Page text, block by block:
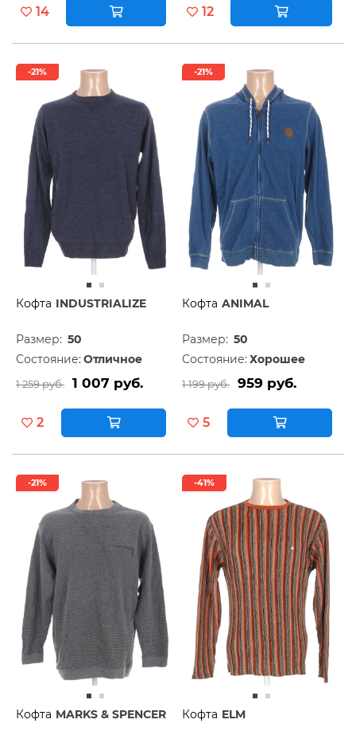
14 12
-21%
Кофта INDUSTRIALIZE
Размер: 50
Состояние: Отличное
1 259 руб. 1 007 руб.
2
-21%
Кофта ANIMAL
Размер: 50
Состояние: Хорошее
1 199 руб. 959 руб.
5
-21%
Кофта MARKS & SPENCER
-41%
Кофта ELM